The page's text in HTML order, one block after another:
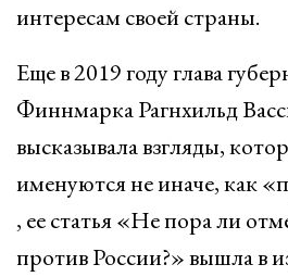
интересам своей страны.
Еще в 2019 году глава
Финнмарка Рагнхильд
высказывала взгляды,
именуются не иначе, как
, ее статья «Не пора ли
против России?» вышла в